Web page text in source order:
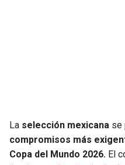
CARDINALS
RAMS
MAVERICKS
ROCKETS
La selección mexicana se
compromisos más
Copa del Mundo 2026. El